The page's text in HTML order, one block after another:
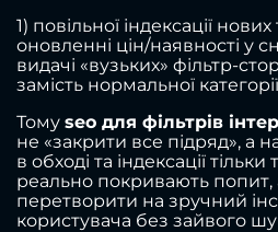
1) повільної індексації
оновленні цін/наявності у
видачі «вузьких» фільтр-
замість нормальної
Тому seo для фільтрів
не «закрити все підряд», а
в обході та індексації тільки
реально покривають попит,
перетворити на зручний
користувача без зайвого